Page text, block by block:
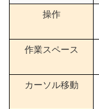
操作
作業スペース
カーソル移動